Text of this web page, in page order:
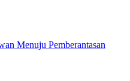
Menuju Pemberantasan